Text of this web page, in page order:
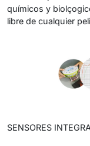
químicos y
libre de cualquier
SENSORES